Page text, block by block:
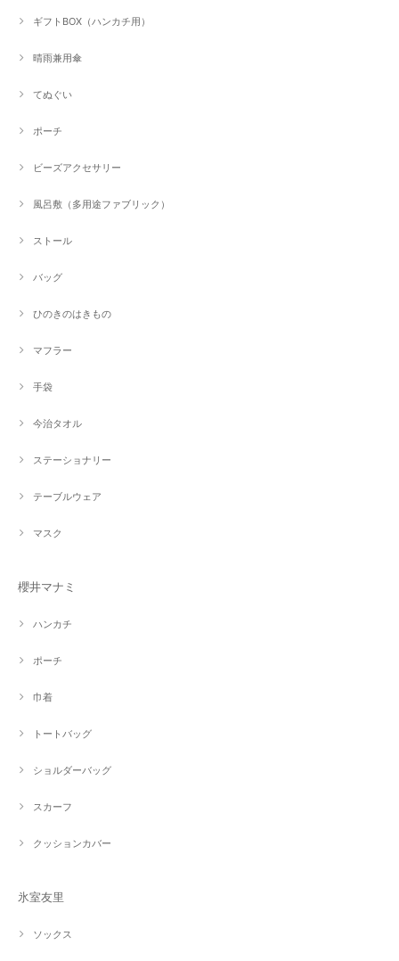
ギフトBOX（ハンカチ用）
晴雨兼用傘
てぬぐい
ポーチ
ビーズアクセサリー
風呂敷（多用途ファブリック）
ストール
バッグ
ひのきのはきもの
マフラー
手袋
今治タオル
ステーショナリー
テーブルウェア
マスク
櫻井マナミ
ハンカチ
ポーチ
巾着
トートバッグ
ショルダーバッグ
スカーフ
クッションカバー
氷室友里
ソックス